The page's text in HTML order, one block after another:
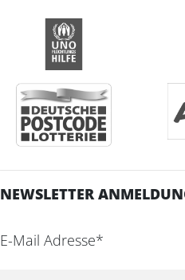
NEWSLETTER
E-Mail Adresse*